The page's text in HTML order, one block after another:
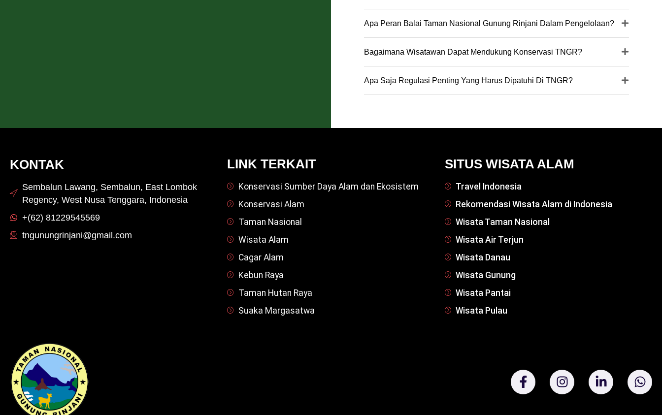
Apa Peran Balai Taman Nasional Gunung Rinjani Dalam Pengelolaan?
Bagaimana Wisatawan Dapat Mendukung Konservasi TNGR?
Apa Saja Regulasi Penting Yang Harus Dipatuhi Di TNGR?
KONTAK
Sembalun Lawang, Sembalun, East Lombok
Regency, West Nusa Tenggara, Indonesia
+(62) 81229545569
tngunungrinjani@gmail.com
LINK TERKAIT
Konservasi Sumber Daya Alam dan Ekosistem
Konservasi Alam
Taman Nasional
Wisata Alam
Cagar Alam
Kebun Raya
Taman Hutan Raya
Suaka Margasatwa
SITUS WISATA ALAM
Travel Indonesia
Rekomendasi Wisata Alam di Indonesia
Wisata Taman Nasional
Wisata Air Terjun
Wisata Danau
Wisata Gunung
Wisata Pantai
Wisata Pulau